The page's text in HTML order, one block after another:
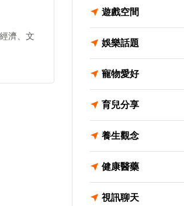
濟、文
遊戲空間
娛樂話題
寵物愛好
育兒分享
養生觀念
健康醫藥
視訊聊天